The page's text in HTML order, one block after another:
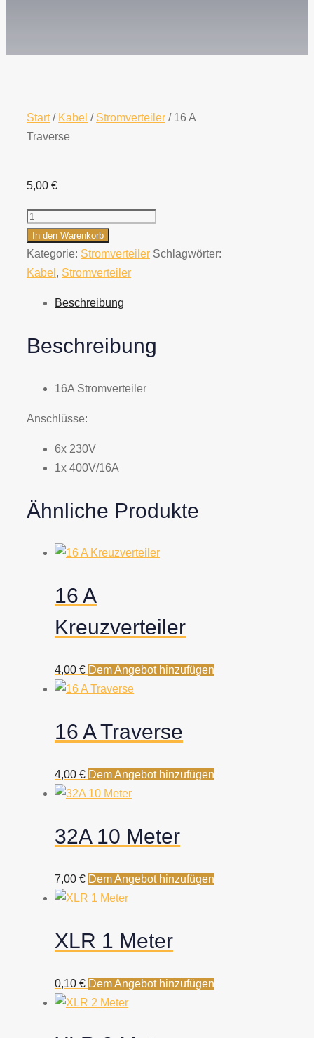
Start/ Kabel / Stromverteiler / 16 A
Traverse
5,00 €
16
A
Traverse
Menge
In den Warenkorb
Kategorie: Stromverteiler Schlagwörter:
Kabel , Stromverteiler
Beschreibung
Beschreibung
16A Stromverteiler
Anschlüsse:
6x 230V
1x 400V/16A
Ähnliche Produkte
16 A
Kreuzverteiler
4,00 € Dem Angebot hinzufügen
16 A Traverse
4,00 € Dem Angebot hinzufügen
32A 10 Meter
7,00 € Dem Angebot hinzufügen
XLR 1 Meter
0,10 € Dem Angebot hinzufügen